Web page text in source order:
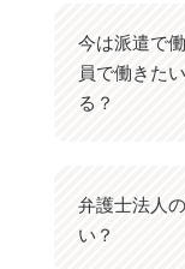
今は派遣で
員で働きた
る？
弁護士法人
い？